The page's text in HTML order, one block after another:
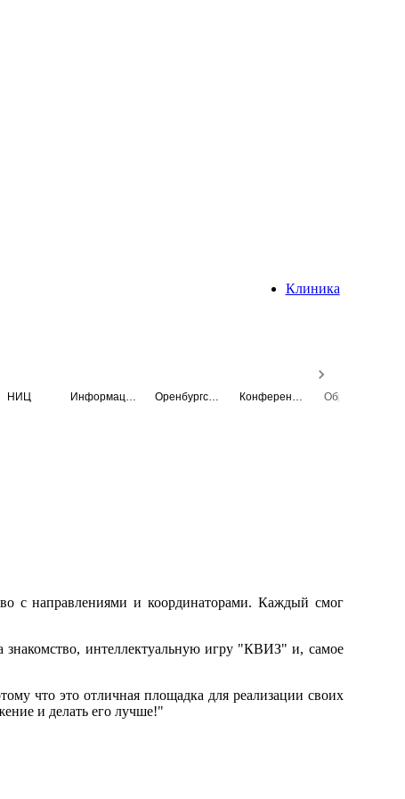
Клиника
НИЦ
с направлениями и координаторами. Каждый смог
интеллектуальную игру "КВИЗ" и, самое
что это отличная площадка для реализации своих
и делать его лучше!"